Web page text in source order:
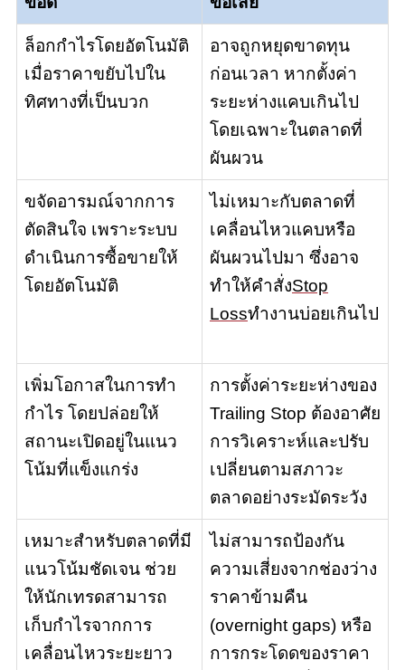
ล็อกกำไรโดยอัตโนมัติ
เมื่อราคาขยับไปใน
ทิศทางที่เป็นบวก
อาจถูกหยุดขาดทุน
ก่อนเวลา หากตั้งค่า
ระยะห่างแคบเกินไป
โดยเฉพาะในตลาดที่
ผันผวน
ขจัดอารมณ์จากการ
ตัดสินใจ เพราะระบบ
ดำเนินการซื้อขายให้
โดยอัตโนมัติ
ไม่เหมาะกับตลาดที่
เคลื่อนไหวแคบหรือ
ผันผวนไปมา ซึ่งอาจ
ทำให้คำสั่งStop
Lossทำงานบ่อยเกินไป
เพิ่มโอกาสในการทำ
กำไร โดยปล่อยให้
สถานะเปิดอยู่ในแนว
โน้มที่แข็งแกร่ง
การตั้งค่าระยะห่างของ
Trailing Stop ต้องอาศัย
การวิเคราะห์และปรับ
เปลี่ยนตามสภาวะ
ตลาดอย่างระมัดระวัง
เหมาะสำหรับตลาดที่มี
แนวโน้มชัดเจน ช่วย
ให้นักเทรดสามารถ
เก็บกำไรจากการ
เคลื่อนไหวระยะยาว
ไม่สามารถป้องกัน
ความเสี่ยงจากช่องว่าง
ราคาข้ามคืน
(overnight gaps) หรือ
การกระโดดของราคา